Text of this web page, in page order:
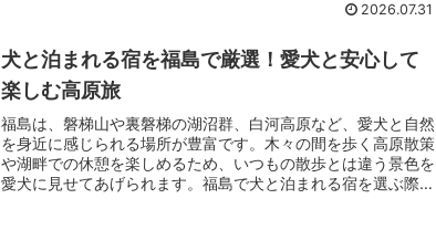
2026.07.31
犬と泊まれる宿を福島で厳選！愛犬と安心して
楽しむ高原旅
福島は、磐梯山や裏磐梯の湖沼群、白河高原など、愛犬と自然
を身近に感じられる場所が豊富です。木々の間を歩く高原散策
や湖畔での休憩を楽しめるため、いつもの散歩とは違う景色を
愛犬に見せてあげられます。福島で犬と泊まれる宿を選ぶ際